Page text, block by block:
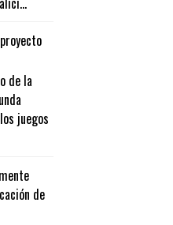
de la
juegos
de